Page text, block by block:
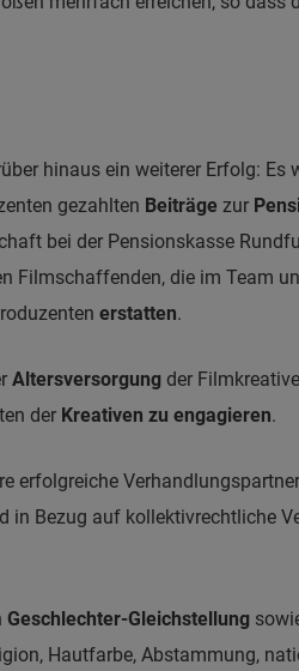
hinaus ein weiterer Erfolg:
gezahlten Beiträge zur
bei der Pensionskasse
die im Team
erstatten.
Altersversorgung der
der Kreativen zu engagieren.
erfolgreiche
Bezug auf kollektivrechtliche
Geschlechter-Gleichstellung
Hautfarbe, Abstammung,